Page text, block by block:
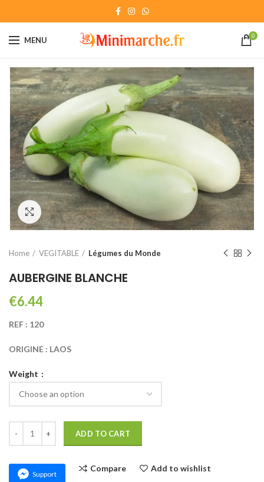
MENU 0
Click to enlarge
Home VEGITABLE Légumes du Monde
AUBERGINE BLANCHE
€
REF : 120
ORIGINE : LAOS
Weight
ADD TO CART
Support
Compare Add to wishlist